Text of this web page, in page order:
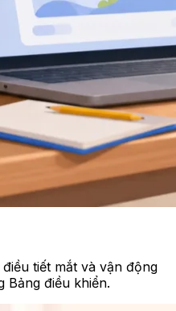
tiết mắt và vận động
Bảng điều khiển.